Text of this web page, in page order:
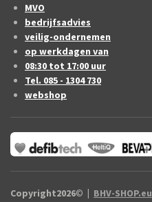
MVO
bedrijfsadvies
veilig-ondernemen
op werkdagen van
08:30 tot 17:00 uur
Tel. 085 - 1304 730
webshop
Copyright2026© | BHV-SHOP.eu